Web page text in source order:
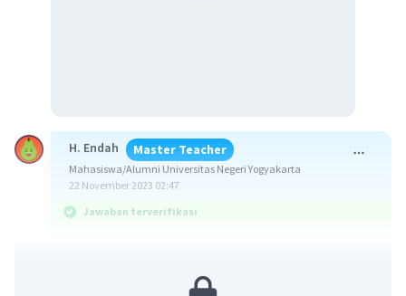
H. Endah Master Teacher
Mahasiswa/Alumni Universitas Negeri Yogyakarta
22 November 2023 02:47
Jawaban terverifikasi